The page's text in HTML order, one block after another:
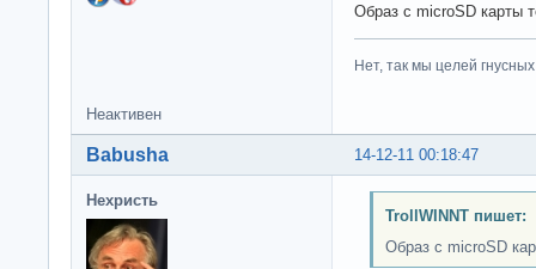
Образ с microSD карты
Нет, так мы целей
Неактивен
14-12-11 00:18:47
Babusha
Нехристь
TrollWINNT пишет:
Образ с microSD